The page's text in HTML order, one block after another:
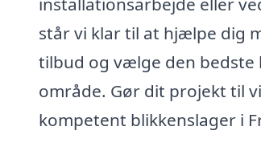
står vi klar til at hjælpe dig
tilbud og vælge den
område. Gør dit projekt til
kompetent blikkenslager i